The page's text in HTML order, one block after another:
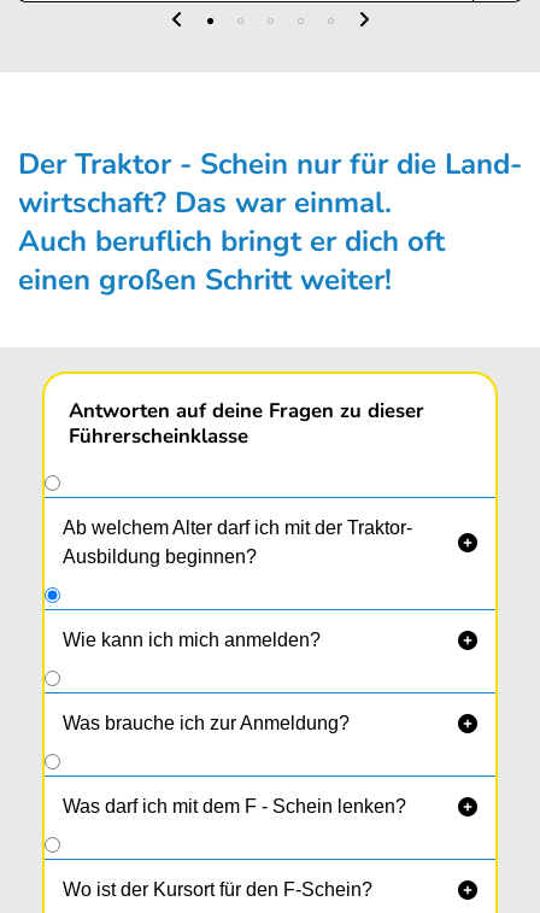
Der Traktor - Schein nur für die Land­
wirt­schaft? Das war ein­mal.
Auch beruflich bringt er dich oft
einen großen Schritt weiter!
Antworten auf deine Fragen zu dieser
Führerscheinklasse
Ab welchem Alter darf ich mit der Traktor-
Ausbildung beginnen?

Wie kann ich mich anmelden? 
Gleich online oder in unseren Fahr­schulbüros
Neufelden, Rohrbach und Walding zu unseren
Was brauche ich zur Anmeldung? 
Was darf ich mit dem F - Schein lenken? 
Wo ist der Kursort für den F-Schein? 